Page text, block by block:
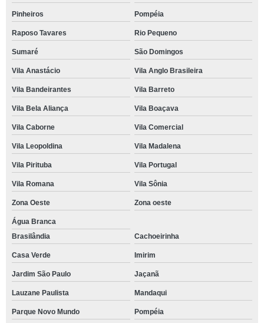
Pinheiros Pompéia
Raposo Tavares Rio Pequeno
Sumaré São Domingos
Vila Anastácio Vila Anglo Brasileira
Vila Bandeirantes Vila Barreto
Vila Bela Aliança Vila Boaçava
Vila Caborne Vila Comercial
Vila Leopoldina Vila Madalena
Vila Pirituba Vila Portugal
Vila Romana Vila Sônia
Zona Oeste Zona oeste
Água Branca
Brasilândia
Cachoeirinha
Casa Verde Imirim
Jardim São Paulo Jaçanã
Lauzane Paulista Mandaqui
Parque Novo Mundo Pompéia